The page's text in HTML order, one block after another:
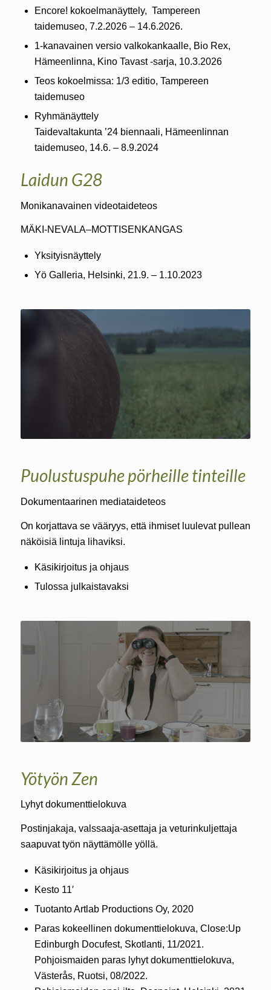
Encore! kokoelmanäyttely, Tampereen
taidemuseo, 7.2.2026 – 14.6.2026.
1-kanavainen versio valkokankaalle, Bio Rex,
Hämeenlinna, Kino Tavast -sarja, 10.3.2026
Teos kokoelmissa: 1/3 editio, Tampereen
taidemuseo
Ryhmänäyttely
Taidevaltakunta ’24 biennaali, Hämeenlinnan
taidemuseo, 14.6. – 8.9.2024
Laidun G28
Monikanavainen videotaideteos
MÄKI-NEVALA–MOTTISENKANGAS
Yksityisnäyttely
Yö Galleria, Helsinki, 21.9. – 1.10.2023
Puolustuspuhe pörheille tinteille
Dokumentaarinen mediataideteos
On korjattava se vääryys, että ihmiset luulevat pullean
näköisiä lintuja lihaviksi.
Käsikirjoitus ja ohjaus
Tulossa julkaistavaksi
Yötyön Zen
Lyhyt dokumenttielokuva
Postinjakaja, valssaaja-asettaja ja veturinkuljettaja
saapuvat työn näyttämölle yöllä.
Käsikirjoitus ja ohjaus
Kesto 11′
Tuotanto Artlab Productions Oy, 2020
Paras kokeellinen dokumenttielokuva, Close:Up
Edinburgh Docufest, Skotlanti, 11/2021.
Pohjoismaiden paras lyhyt dokumenttielokuva,
Västerås, Ruotsi, 08/2022.